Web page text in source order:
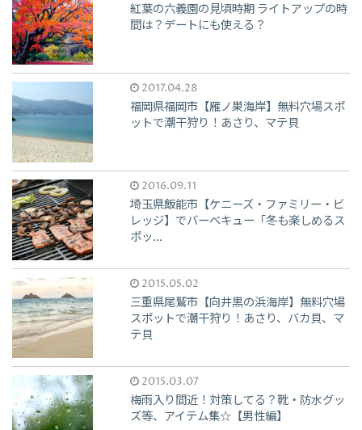
紅葉の六義園の見頃時期 ライトアップの時
間は？デートにも使える？
2017.04.28
福岡県福岡市【雁ノ巣海岸】無料穴場スポ
ットで潮干狩り！あさり、マテ貝
2016.09.11
埼玉県飯能市【ケニーズ・ファミリー・ビ
レッジ】でバーベキュー「冬も楽しめるス
ポッ...
2015.05.02
三重県尾鷲市【向井黒の浜海岸】無料穴場
スポットで潮干狩り！あさり、バカ貝、マ
テ貝
2015.03.07
梅雨入り間近！対策してる？靴・防水グッ
ズ等、アイテム集☆【男性編】